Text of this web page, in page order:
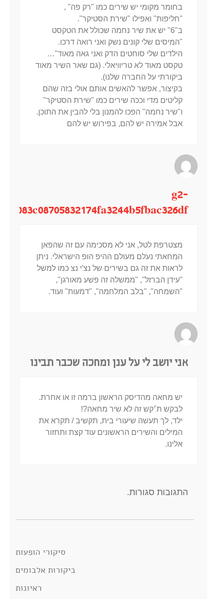
בחומר מקומי יש שירים כמו "רק פה" ,
"חליפות" ואפילו "שירת הסטיקר".
ב"6" יש את שיר נחמה שכולל את הטקסט
"המיסים שלי קונים נשק ואני רואה דרכו.
הילדים שלי סוחטים הדק ואני גאה מאוד"…
טקסט מאוד לא טריוויאלי. (גם שאר השיר מאוד
ביקורתי על החברה שלנו).
בקיצור, אפשר להאשים אותם אולי בזה שהם
קליטים מדי וככה שירים כמו "שירת הסטיקר"
ו"שיר נחמה" הפכו להמנון בלי להבין את התוכן.
אבל אמירה יש להם, בפירוש יש להם
g2-
083c08705832174fa3244b5fbac326dfמירבל
מצטרפת לטל, אני לא מסכימה עם זה שהפאן
המחאתי נעלם מעולם ההיפ הופ הישראלי. ניתן
לראות את זה גם בשירים של נצ'י נצ כמו למשל
"עידן הברזל", "ממשלה זה פשע מאורגן",
"השמחה", "בלב המלחמה", "דמעות" ועוד.
אני יושב לי על ענן ומחכה שכבר תבינו
יש מחאה מהדיסק הראשון ברמה זו או אחרת.
לבקש ת׳קש זה לא שיר מחאה?!
ילד, לך תעשה שיעורי בית, תקשיב / תקרא את
המילים והשירים הראשונים עוד קצת ותחזור
אלינו.
התגובות סגורות.
סיקורי הופעות
ביקורות אלבומים
ראיונות